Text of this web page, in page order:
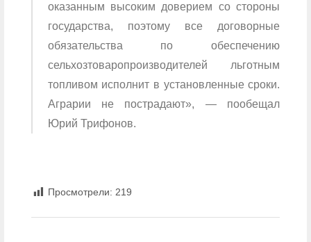
оказанным высоким доверием со стороны
государства, поэтому все договорные
обязательства по обеспечению
сельхозтоваропроизводителей льготным
топливом исполнит в установленные сроки.
Аграрии не пострадают», — пообещал
Юрий Трифонов.
Просмотрели: 219